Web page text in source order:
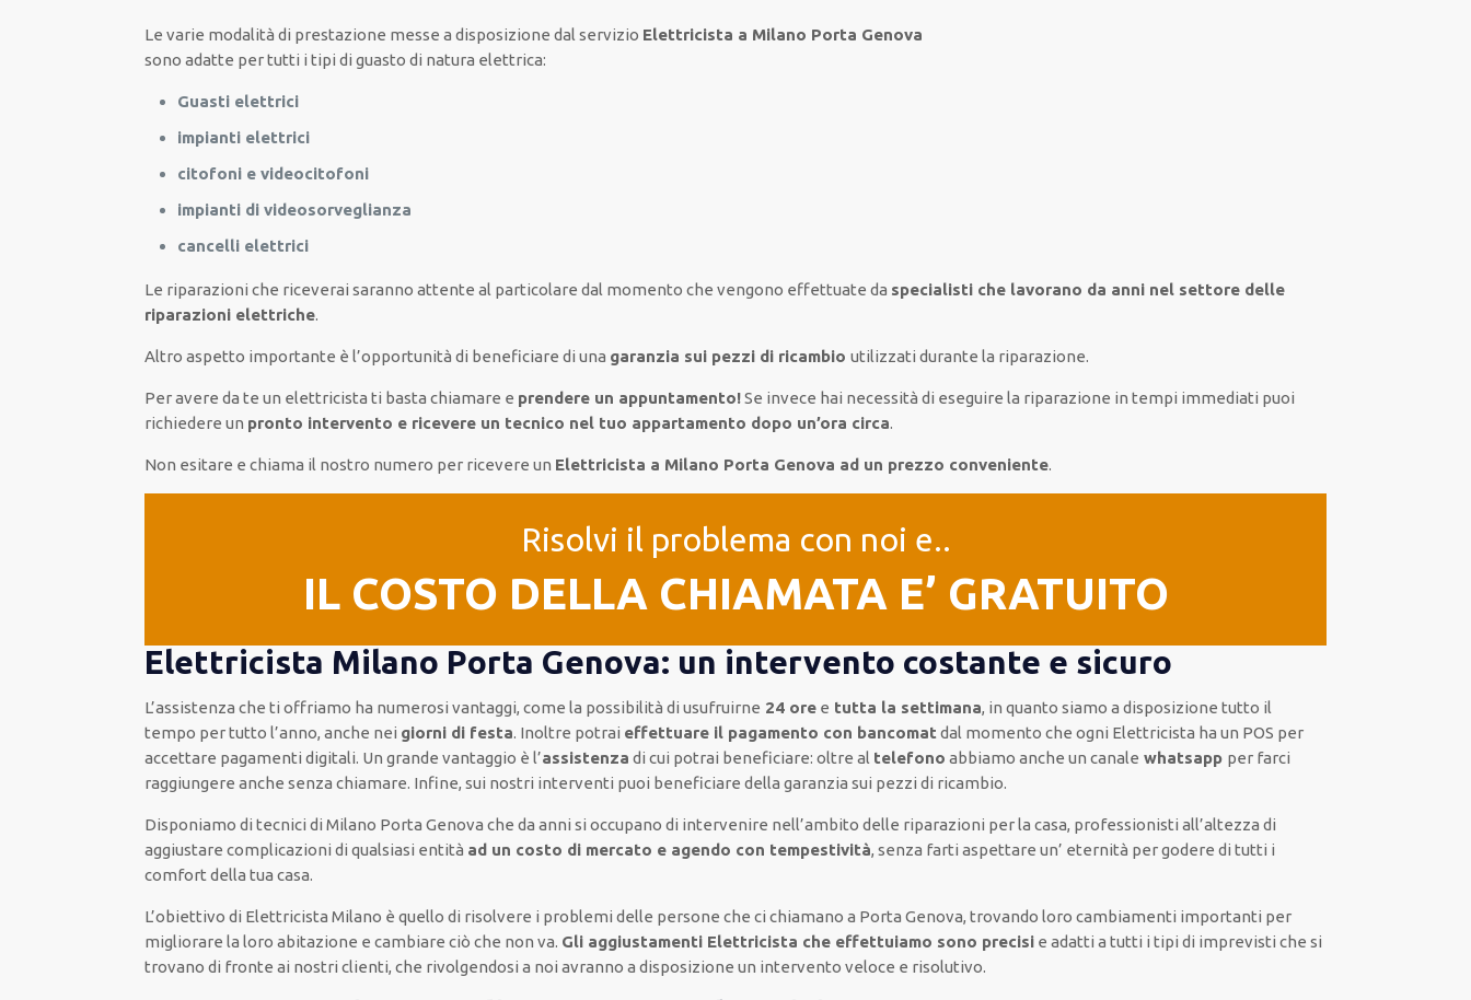
Levarie modalità di prestazione messe a disposizione dal servizio Elettricista a Milano Porta Genova
sonoadatte pertutti i tipi di guasto di natura elettrica:
Guasti elettrici
impianti elettrici
citofoni e videocitofoni
impianti di videosorveglianza
cancelli elettrici
Le riparazioni che riceverai sarannoattente al particolare dal momento che vengono effettuate da specialisti che lavorano da anni nel settore delle
riparazioni elettriche.
Altro aspetto importante è l’opportunità di beneficiare di una garanzia sui pezzi di ricambioutilizzati durante la riparazione.
Per avereda te un elettricistati basta chiamare e prendere un appuntamento!Se invece hai necessità di eseguire la riparazione in tempi immediati puoi
richiedere un pronto intervento e ricevere un tecnico nel tuo appartamento dopo un’ora circa.
Non esitare e chiama il nostro numero per ricevere un Elettricista a Milano Porta Genova ad un prezzo conveniente.
Risolvi il problema con noi e..
IL COSTO DELLA CHIAMATA E’ GRATUITO
Elettricista Milano Porta Genova: un intervento costante e sicuro
L’assistenza che tioffriamo ha numerosi vantaggi, come la possibilità di usufruirne 24 ore e tutta la settimana, in quanto siamo a disposizionetutto il
tempo pertutto l’anno, anche nei giorni di festa. Inoltre potrai effettuare il pagamento con bancomat dal momento che ogni Elettricista haun POS per
accettare pagamentidigitali. Un grande vantaggio è l’assistenza di cui potrai beneficiare: oltre al telefono abbiamo anche uncanale whatsapp per farci
raggiungere anche senza chiamare. Infine,sui nostri interventi puoi beneficiare dellagaranzia sui pezzi di ricambio.
Disponiamo ditecnici di Milano Porta Genova che da anni si occupano di intervenire nell’ambito delle riparazioni per la casa, professionistiall’altezza di
aggiustare complicazioni di qualsiasi entità ad un costo di mercato e agendo con tempestività, senza fartiaspettare un’ eternità per godere di tutti i
comfort della tua casa.
L’obiettivo di Elettricista Milano è quello di risolvere i problemi delle persone checi chiamano a Porta Genova, trovando lorocambiamenti importanti per
migliorare la loro abitazione e cambiare ciò che non va. Gli aggiustamenti Elettricista che effettuiamo sono precisi eadatti a tutti i tipi di imprevisti che si
trovano di fronte ai nostri clienti, che rivolgendosi a noi avranno a disposizione un interventoveloce e risolutivo.